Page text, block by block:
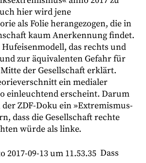
hier wird jene
als Folie herangezogen, die in
kaum Anerkennung findet.
das rechts und
zur äquivalenten Gefahr für
der Gesellschaft erklärt.
ein medialer
einleuchtend erscheint. Darum
ZDF-Doku ein »Extremismus-
dass die Gesellschaft rechte
würde als linke.
Dass